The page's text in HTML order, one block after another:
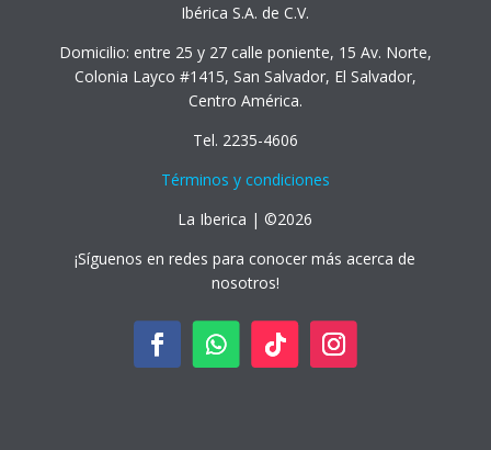
Ibérica S.A. de C.V.
Domicilio: entre 25 y 27 calle poniente, 15 Av. Norte,
Colonia Layco #1415, San Salvador, El Salvador,
Centro América.
Tel. 2235-4606
Términos y condiciones
La Iberica | ©2026
¡Síguenos en redes para conocer más acerca de
nosotros!